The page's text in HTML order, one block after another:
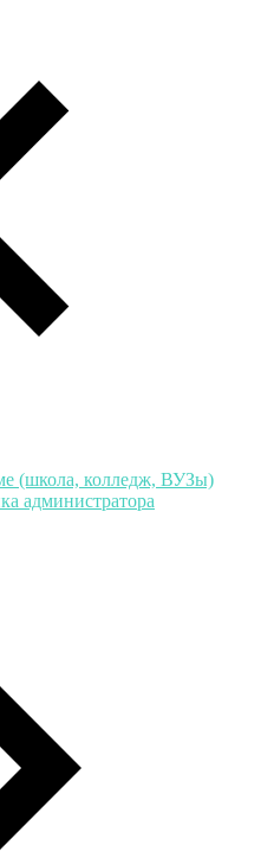
(школа, колледж, ВУЗы)
администратора